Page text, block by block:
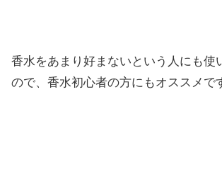
香水をあまり好まないという人にも使
ので、香水初心者の方にもオススメで